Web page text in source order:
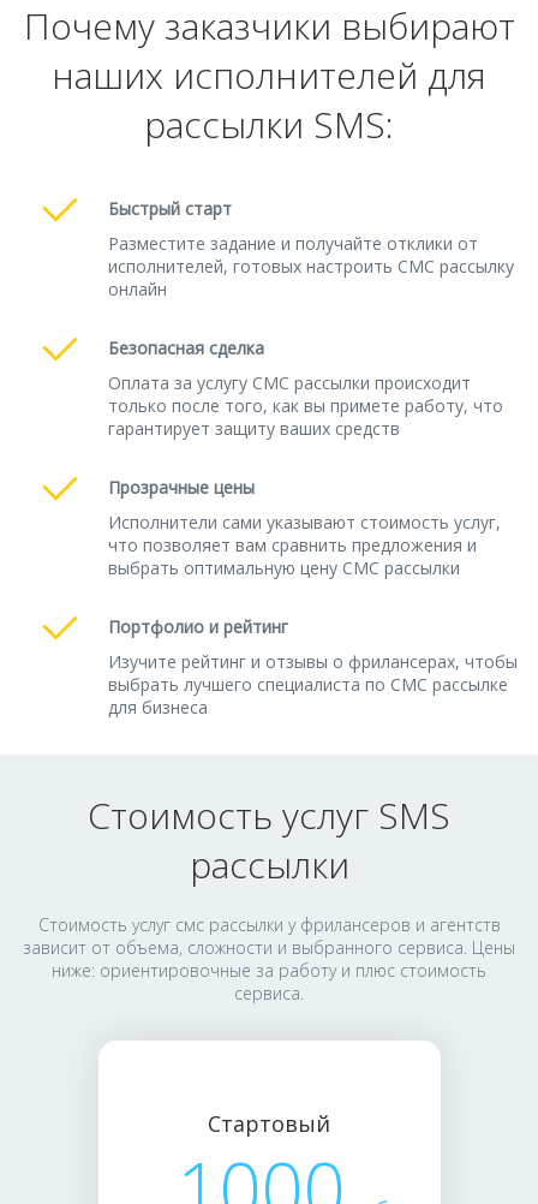
Почему заказчики выбирают
наших исполнителей для
рассылки SMS:
Быстрый старт
Разместите задание и получайте отклики от
исполнителей, готовых настроить СМС рассылку
онлайн
Безопасная сделка
Оплата за услугу СМС рассылки происходит
только после того, как вы примете работу, что
гарантирует защиту ваших средств
Прозрачные цены
Исполнители сами указывают стоимость услуг,
что позволяет вам сравнить предложения и
выбрать оптимальную цену СМС рассылки
Портфолио и рейтинг
Изучите рейтинг и отзывы о фрилансерах, чтобы
выбрать лучшего специалиста по СМС рассылке
для бизнеса
Стоимость услуг SMS
рассылки
Стоимость услуг смс рассылки у фрилансеров и агентств
зависит от объема, сложности и выбранного сервиса. Цены
ниже: ориентировочные за работу и плюс стоимость
сервиса.
Стартовый